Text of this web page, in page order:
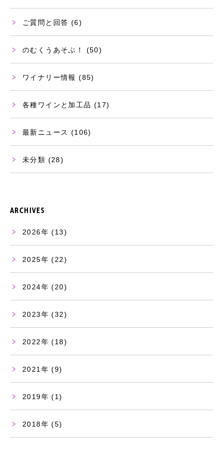
ご質問と回答 (6)
のむくうあそぶ！ (50)
ワイナリー情報 (85)
各種ワインと加工品 (17)
最新ニュース (106)
未分類 (28)
ARCHIVES
2026 (13)
2025 (22)
2024 (20)
2023 (32)
2022 (18)
2021 (9)
2019 (1)
2018 (5)